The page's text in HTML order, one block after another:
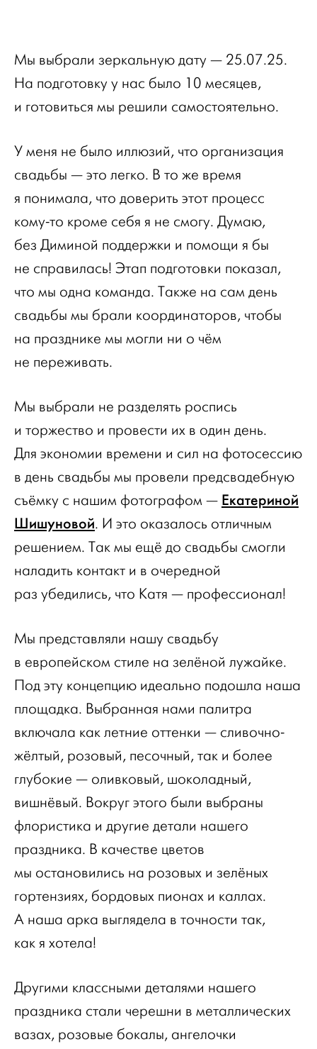
Мы выбрали зеркальную дату — 25.07.25.
На подготовку у нас было 10 месяцев,
и готовиться мы решили самостоятельно.
У меня не было иллюзий, что организация
свадьбы — это легко. В то же время
я понимала, что доверить этот процесс
кому-то кроме себя я не смогу. Думаю,
без Диминой поддержки и помощи я бы
не справилась! Этап подготовки показал,
что мы одна команда. Также на сам день
свадьбы мы брали координаторов, чтобы
на празднике мы могли ни о чём
не переживать.
Мы выбрали не разделять роспись
и торжество и провести их в один день.
Для экономии времени и сил на фотосессию
в день свадьбы мы провели предсвадебную
съёмку с нашим фотографом — Екатериной
Шишуновой. И это оказалось отличным
решением. Так мы ещё до свадьбы смогли
наладить контакт и в очередной
раз убедились, что Катя — профессионал!
Мы представляли нашу свадьбу
в европейском стиле на зелёной лужайке.
Под эту концепцию идеально подошла наша
площадка. Выбранная нами палитра
включала как летние оттенки — сливочно-
жёлтый, розовый, песочный, так и более
глубокие — оливковый, шоколадный,
вишнёвый. Вокруг этого были выбраны
флористика и другие детали нашего
праздника. В качестве цветов
мы остановились на розовых и зелёных
гортензиях, бордовых пионах и каллах.
А наша арка выглядела в точности так,
как я хотела!
Другими классными деталями нашего
праздника стали черешни в металлических
вазах, розовые бокалы, ангелочки